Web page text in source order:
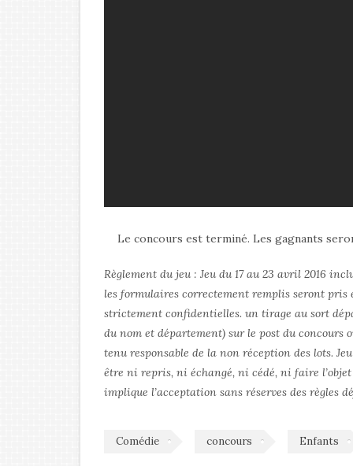
Le concours est terminé. Les gagnants
Règlement du jeu : Jeu du 17 au 23 avril 2016
les formulaires correctement remplis seront pris
strictement confidentielles. un tirage au sort
du nom et département) sur le post du concours
tenu responsable de la non réception des lots.
être ni repris, ni échangé, ni cédé, ni faire
implique l’acceptation sans réserves des règles
Comédie concours Enfants